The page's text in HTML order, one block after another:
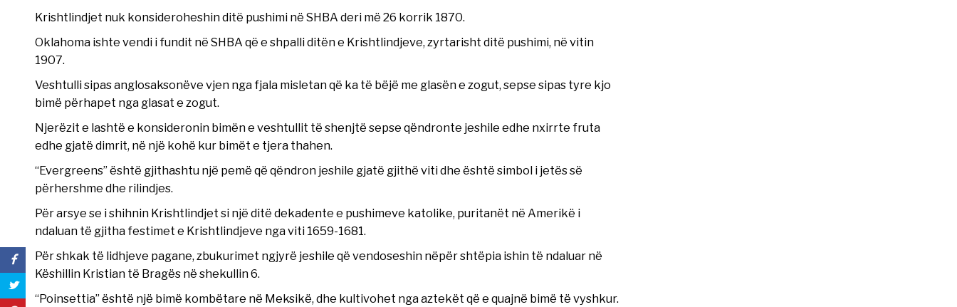
Krishtlindjet nuk konsideroheshin ditë pushimi në SHBA deri më 26 korrik 1870.
Oklahoma ishte vendi i fundit në SHBA që e shpalli ditën e Krishtlindjeve, zyrtarisht ditë pushimi, në vitin
1907.
Veshtulli sipas anglosaksonëve vjen nga fjala misletan që ka të bëjë me glasën e zogut, sepse sipas tyre kjo
bimë përhapet nga glasat e zogut.
Njerëzit e lashtë e konsideronin bimën e veshtullit të shenjtë sepse qëndronte jeshile edhe nxirrte fruta
edhe gjatë dimrit, në një kohë kur bimët e tjera thahen.
“Evergreens” është gjithashtu një pemë që qëndron jeshile gjatë gjithë viti dhe është simbol i jetës së
përhershme dhe rilindjes.
Për arsye se i shihnin Krishtlindjet si një ditë dekadente e pushimeve katolike, puritanët në Amerikë i
ndaluan të gjitha festimet e Krishtlindjeve nga viti 1659-1681.
Për shkak të lidhjeve pagane, zbukurimet ngjyrë jeshile që vendoseshin nëpër shtëpia ishin të ndaluar në
Këshillin Kristian të Bragës në shekullin 6.
“Poinsettia” është një bimë kombëtare në Meksikë, dhe kultivohet nga aztekët që e quajnë bimë të vyshkur.